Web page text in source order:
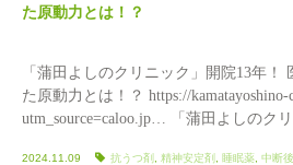
た原動力とは！？
「蒲田よしのクリニック」開院13年！
た原動力とは！？ https://kamatayoshino-
utm_source=caloo.jp… 「蒲田よしのク
2024.11.09 抗うつ剤 精神安定剤 睡眠薬 中断